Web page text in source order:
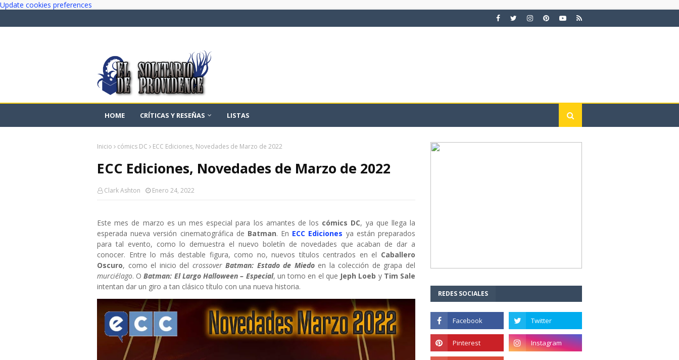
Update cookies preferences
HOME CRÍTICAS Y RESEÑAS LISTAS
Inicio cómics DC ECC Ediciones, Novedades de Marzo de 2022
ECC Ediciones, Novedades de Marzo de 2022
Clark Ashton Enero 24, 2022
Este mes de marzo es un mes especial para los amantes de los cómics DC, ya que llega la
esperada nueva versión cinematográfica de Batman. En ECC Ediciones ya están preparados
para tal evento, como lo demuestra el nuevo boletín de novedades que acaban de dar a
conocer. Entre lo más destable figura, como no, nuevos títulos centrados en el Caballero
Oscuro, como el inicio del crossoverBatman: Estado de Miedo en la colección de grapa del
murciélago. OBatman: El Largo Halloween – Especial, un tomo en el que Jeph Loeb yTim Sale
intentan dar un giro a tan clásico título con una nueva historia.
REDES SOCIALES